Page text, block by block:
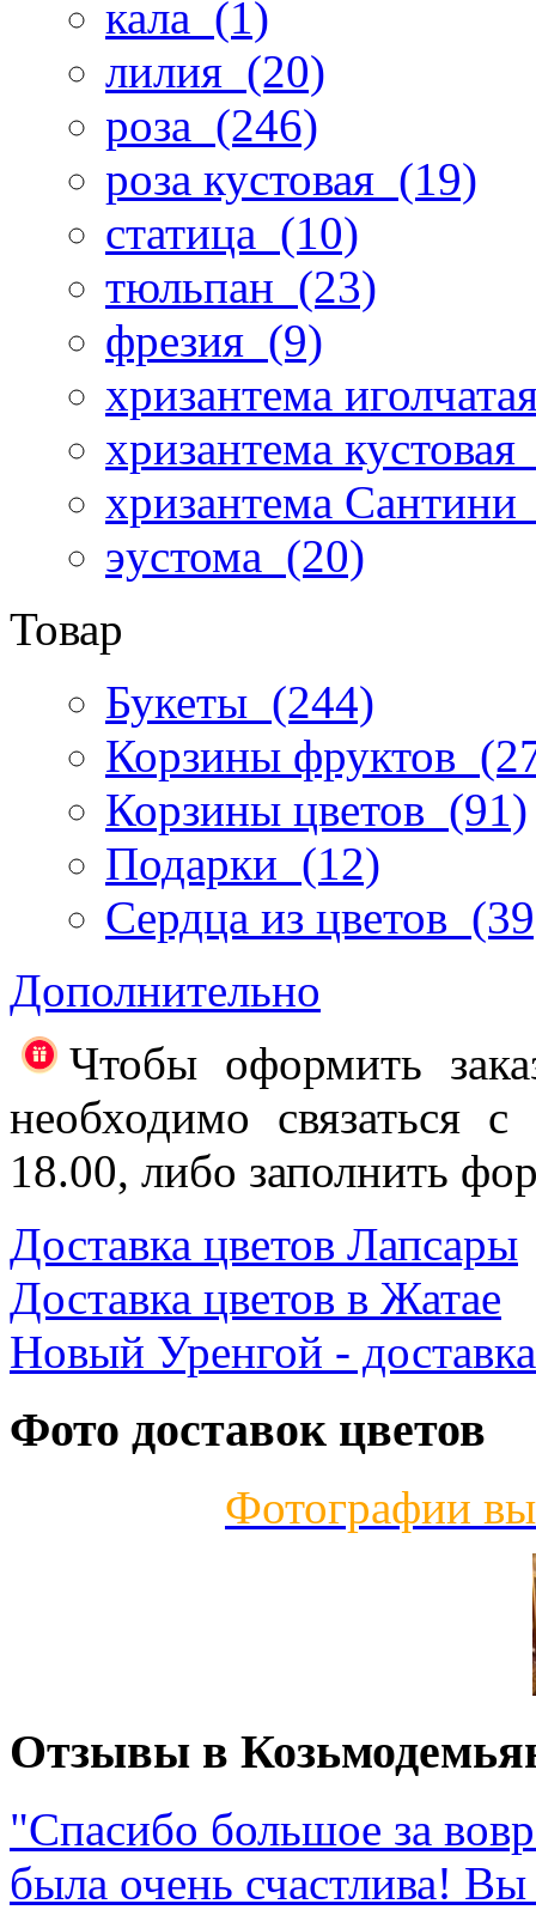
кала (1)
лилия (20)
роза (246)
роза кустовая (19)
статица (10)
тюльпан (23)
фрезия (9)
хризантема
хризантема кустовая
хризантема Сантини
эустома (20)
Товар
Букеты (244)
Корзины фруктов
Корзины цветов (91)
Подарки (12)
Сердца из цветов
Дополнительно
Чтобы оформить
необходимо
18.00, либо заполнить
Доставка цветов Лапсары
Доставка цветов в Жатае
Новый Уренгой -
Фото доставок цветов
Фотографии
Отзывы в
"Спасибо большое за
была очень счастлива!